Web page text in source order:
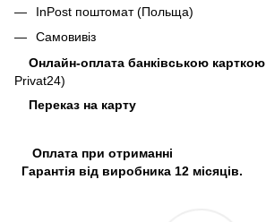
InPost поштомат (Польща)
Самовивіз
Онлайн-оплата банківською карткою
Privat24)
Переказ на карту
Оплата при отриманні
Гарантія від виробника 12 місяців.